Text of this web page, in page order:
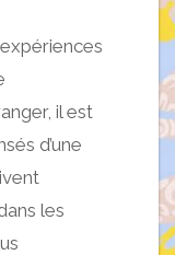
il est
d’une
les